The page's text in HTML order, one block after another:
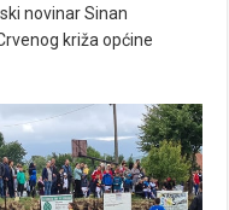
novinar Sinan
križa općine